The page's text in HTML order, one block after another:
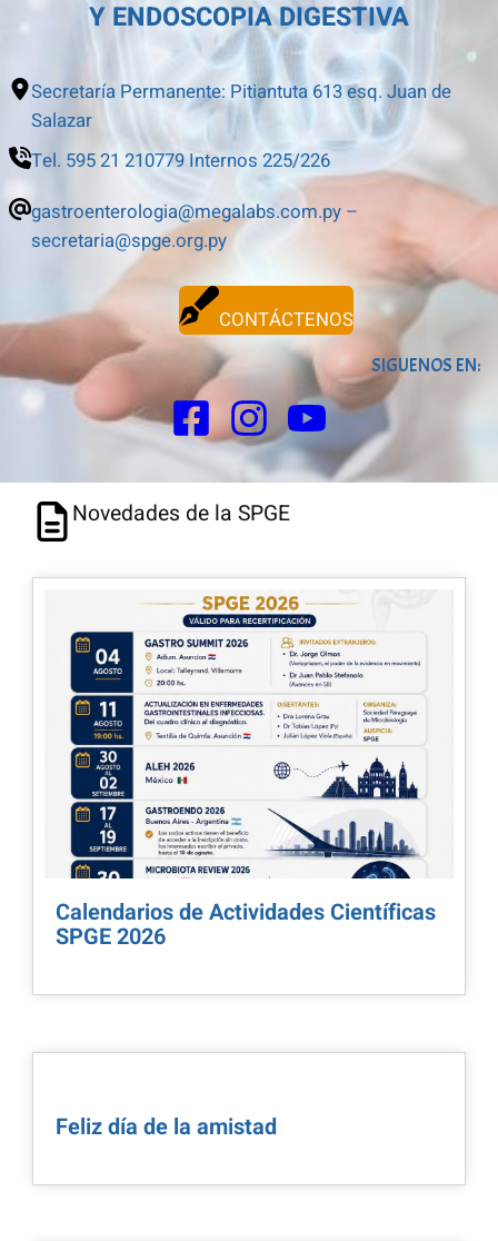
Y ENDOSCOPIA DIGESTIVA
Secretaría Permanente: Pitiantuta 613 esq. Juan de
Salazar
Tel. 595 21 210779 Internos 225/226
gastroenterologia@megalabs.com.py –
secretaria@spge.org.py
CONTÁCTENOS
SIGUENOS EN:
Novedades de la SPGE
Calendarios de Actividades Científicas
SPGE 2026
Feliz día de la amistad